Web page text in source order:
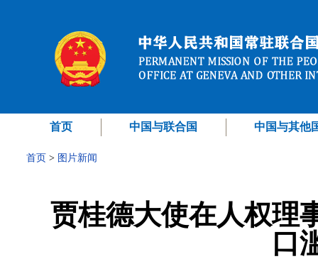
首页 中国与联合国 中国与其他
首页 > 图片新闻
贾桂德大使在人权理
口